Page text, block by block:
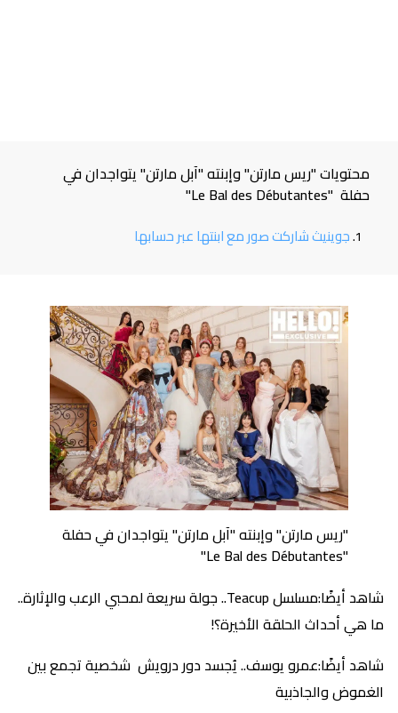
محتويات "ريس مارتن" وإبنته "آبل مارتن" يتواجدان في
حفلة "Le Bal des Débutantes"
جوينيث شاركت صور مع ابنتها عبر حسابها
"ريس مارتن" وإبنته "آبل مارتن" يتواجدان في حفلة
"Le Bal des Débutantes"
شاهد أيضًا:مسلسل Teacup.. جولة سريعة لمحبي الرعب والإثارة..
ما هي أحداث الحلقة الأخيرة؟!
شاهد أيضًا:عمرو يوسف.. يُجسد دور درويش شخصية تجمع بين
الغموض والجاذبية